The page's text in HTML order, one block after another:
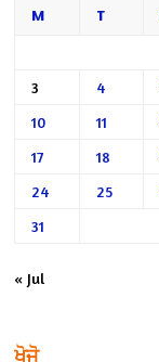
M
T
3
4
10
11
17
18
24
25
31
« Jul
ਖੋਜੋ